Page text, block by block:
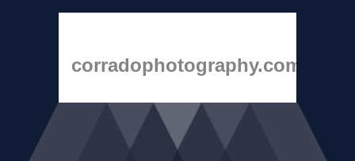
corradophotography.com